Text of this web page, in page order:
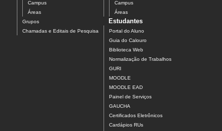
Campus
Áreas
Grupos
Chamadas e Editais de Pesquisa
Campus
Áreas
Estudantes
Portal do Aluno
Guia do Calouro
Biblioteca Web
Normalização de Trabalhos
GURI
MOODLE
MOODLE EAD
Painel de Serviços
GAUCHA
Certificados Eletrônicos
Cardápios RUs